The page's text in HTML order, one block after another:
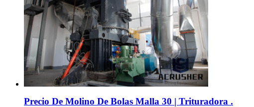
Precio De Molino De Bolas Malla 30 | Trituradora .